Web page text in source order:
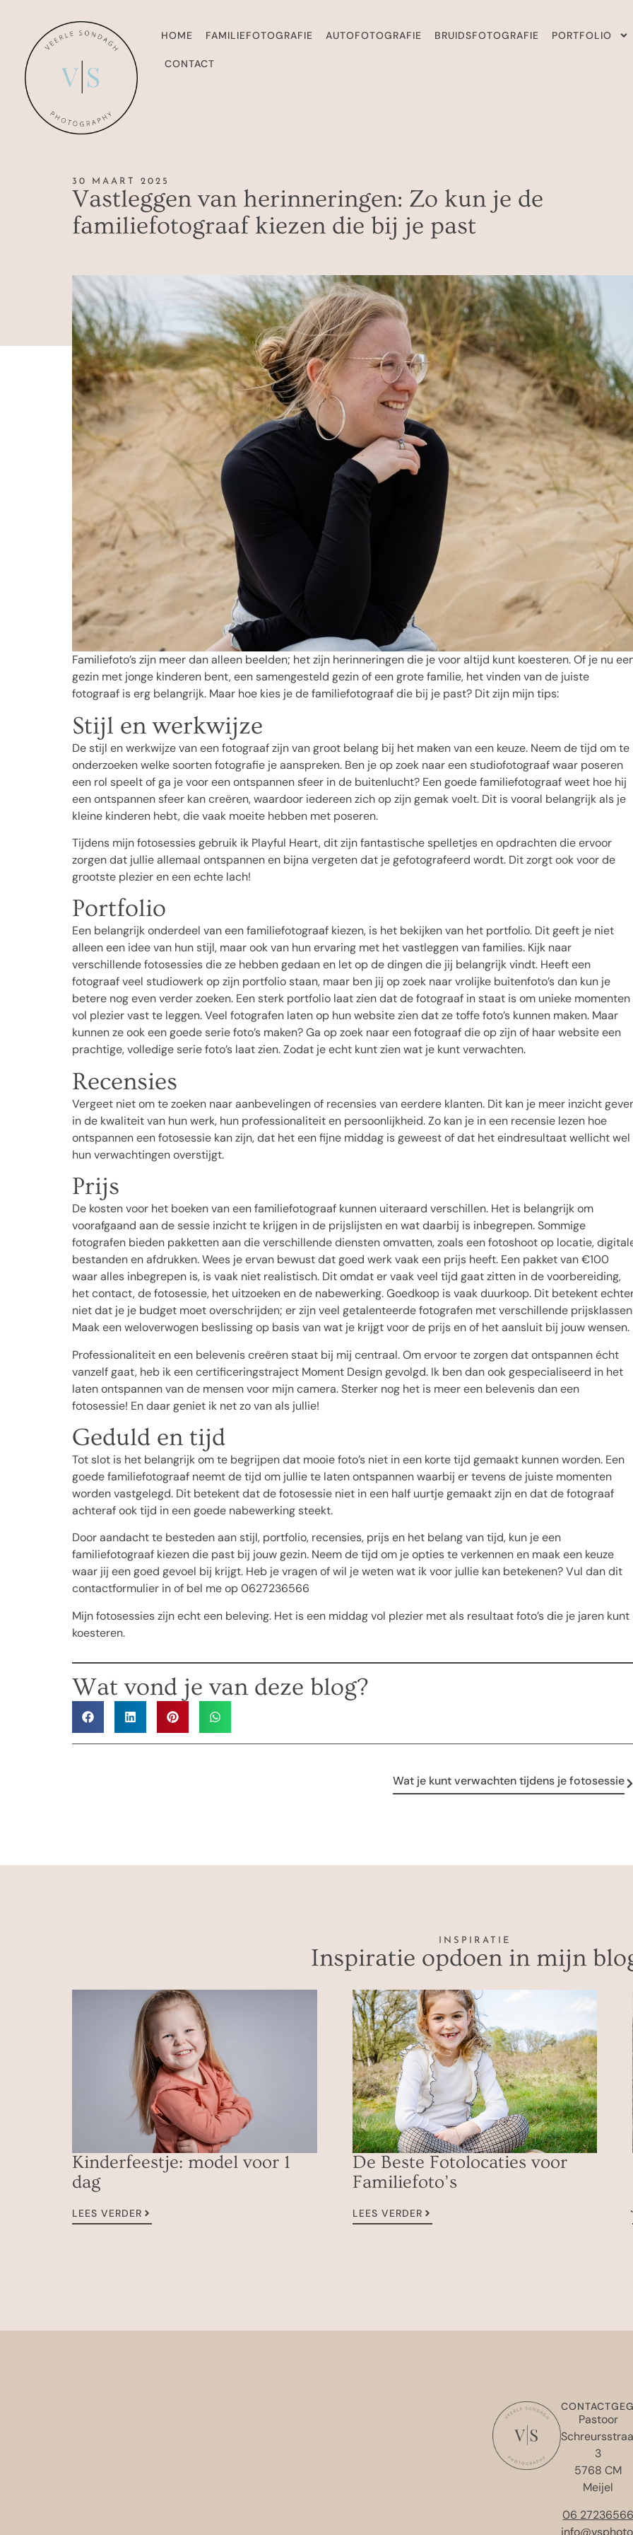
HOME FAMILIEFOTOGRAFIE AUTOFOTOGRAFIE BRUIDSFOTOGRAFIE PORTFOLIO
CONTACT
30 MAART 2025
Vastleggen van herinneringen: Zo kun je de
familiefotograaf kiezen die bij je past
Familiefoto’s zijn meer dan alleen beelden; het zijn herinneringen die je voor altijd kunt koesteren. Of je nu
gezin met jonge kinderen bent, een samengesteld gezin of een grote familie, het vinden van de juiste
fotograaf is erg belangrijk. Maar hoe kies je de familiefotograaf die bij je past? Dit zijn mijn tips:
Stijl en werkwijze
De stijl en werkwijze van een fotograaf zijn van groot belang bij het maken van een keuze. Neem de tijd om te
onderzoeken welke soorten fotografie je aanspreken. Ben je op zoek naar een studiofotograaf waar poseren
een rol speelt of ga je voor een ontspannen sfeer in de buitenlucht? Een goede familiefotograaf weet hoe hij
een ontspannen sfeer kan creëren, waardoor iedereen zich op zijn gemak voelt. Dit is vooral belangrijk als je
kleine kinderen hebt, die vaak moeite hebben met poseren.
Tijdens mijn fotosessies gebruik ik Playful Heart, dit zijn fantastische spelletjes en opdrachten die ervoor
zorgen dat jullie allemaal ontspannen en bijna vergeten dat je gefotografeerd wordt. Dit zorgt ook voor de
grootste plezier en een echte lach!
Portfolio
Een belangrijk onderdeel van een familiefotograaf kiezen, is het bekijken van het portfolio. Dit geeft je niet
alleen een idee van hun stijl, maar ook van hun ervaring met het vastleggen van families. Kijk naar
verschillende fotosessies die ze hebben gedaan en let op de dingen die jij belangrijk vindt. Heeft een
fotograaf veel studiowerk op zijn portfolio staan, maar ben jij op zoek naar vrolijke buitenfoto’s dan kun je
betere nog even verder zoeken. Een sterk portfolio laat zien dat de fotograaf in staat is om unieke momenten
vol plezier vast te leggen. Veel fotografen laten op hun website zien dat ze toffe foto’s kunnen maken. Maar
kunnen ze ook een goede serie foto’s maken? Ga op zoek naar een fotograaf die op zijn of haar website een
prachtige, volledige serie foto’s laat zien. Zodat je echt kunt zien wat je kunt verwachten.
Recensies
Vergeet niet om te zoeken naar aanbevelingen of recensies van eerdere klanten. Dit kan je meer inzicht
in de kwaliteit van hun werk, hun professionaliteit en persoonlijkheid. Zo kan je in een recensie lezen hoe
ontspannen een fotosessie kan zijn, dat het een fijne middag is geweest of dat het eindresultaat wellicht wel
hun verwachtingen overstijgt.
Prijs
De kosten voor het boeken van een familiefotograaf kunnen uiteraard verschillen. Het is belangrijk om
voorafgaand aan de sessie inzicht te krijgen in de prijslijsten en wat daarbij is inbegrepen. Sommige
fotografen bieden pakketten aan die verschillende diensten omvatten, zoals een fotoshoot op locatie,
bestanden en afdrukken. Wees je ervan bewust dat goed werk vaak een prijs heeft. Een pakket van €100
waar alles inbegrepen is, is vaak niet realistisch. Dit omdat er vaak veel tijd gaat zitten in de voorbereiding,
het contact, de fotosessie, het uitzoeken en de nabewerking. Goedkoop is vaak duurkoop. Dit betekent
niet dat je je budget moet overschrijden; er zijn veel getalenteerde fotografen met verschillende
Maak een weloverwogen beslissing op basis van wat je krijgt voor de prijs en of het aansluit bij jouw wensen.
Professionaliteit en een belevenis creëren staat bij mij centraal. Om ervoor te zorgen dat ontspannen écht
vanzelf gaat, heb ik een certificeringstraject Moment Design gevolgd. Ik ben dan ook gespecialiseerd in het
laten ontspannen van de mensen voor mijn camera. Sterker nog het is meer een belevenis dan een
fotosessie! En daar geniet ik net zo van als jullie!
Geduld en tijd
Tot slot is het belangrijk om te begrijpen dat mooie foto’s niet in een korte tijd gemaakt kunnen worden. Een
goede familiefotograaf neemt de tijd om jullie te laten ontspannen waarbij er tevens de juiste momenten
worden vastgelegd. Dit betekent dat de fotosessie niet in een half uurtje gemaakt zijn en dat de fotograaf
achteraf ook tijd in een goede nabewerking steekt.
Door aandacht te besteden aan stijl, portfolio, recensies, prijs en het belang van tijd, kun je een
familiefotograaf kiezen die past bij jouw gezin. Neem de tijd om je opties te verkennen en maak een keuze
waar jij een goed gevoel bij krijgt. Heb je vragen of wil je weten wat ik voor jullie kan betekenen? Vul dan dit
contactformulier in of bel me op 0627236566
Mijn fotosessies zijn echt een beleving. Het is een middag vol plezier met als resultaat foto’s die je jaren kunt
koesteren.
Wat vond je van deze blog?
Wat je kunt verwachten tijdens je fotosessie
INSPIRATIE
Inspiratie opdoen in mijn
Kinderfeestje: model voor 1
dag
LEES VERDER
De Beste Fotolocaties voor
Familiefoto’s
LEES VERDER
Pastoor
3
5768 CM
Meijel
06